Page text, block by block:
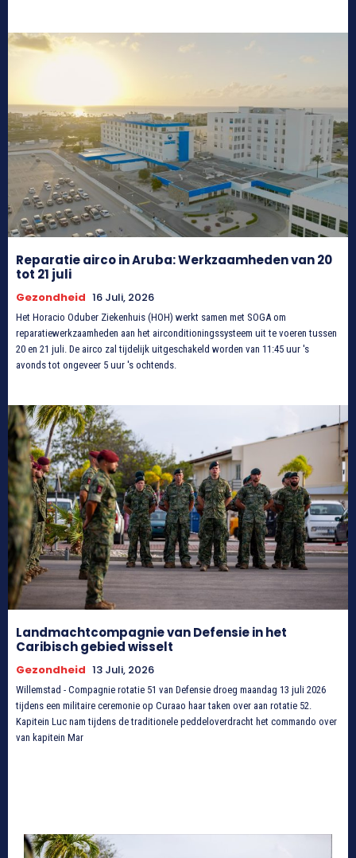
Reparatie airco in Aruba: Werkzaamheden van 20
tot 21 juli
Gezondheid 16 Juli, 2026
Het Horacio Oduber Ziekenhuis (HOH) werkt samen met SOGA om
reparatiewerkzaamheden aan het airconditioningssysteem uit te voeren tussen
20 en 21 juli. De airco zal tijdelijk uitgeschakeld worden van 11:45 uur 's
avonds tot ongeveer 5 uur 's ochtends.
Landmachtcompagnie van Defensie in het
Caribisch gebied wisselt
Gezondheid 13 Juli, 2026
Willemstad - Compagnie rotatie 51 van Defensie droeg maandag 13 juli 2026
tijdens een militaire ceremonie op Curaao haar taken over aan rotatie 52.
Kapitein Luc nam tijdens de traditionele peddeloverdracht het commando over
van kapitein Mar